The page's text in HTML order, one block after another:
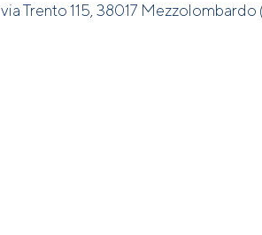
via Trento 115, 38017 Mezzolombardo